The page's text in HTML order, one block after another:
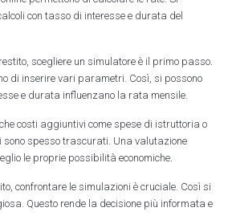
con tasso di interesse e durata del
scegliere un simulatore è il primo passo.
di inserire vari parametri. Così, si possono
e durata influenzano la rata mensile.
costi aggiuntivi come spese di istruttoria o
sono spesso trascurati. Una valutazione
le proprie possibilità economiche.
confrontare le simulazioni è cruciale. Così si
Questo rende la decisione più informata e